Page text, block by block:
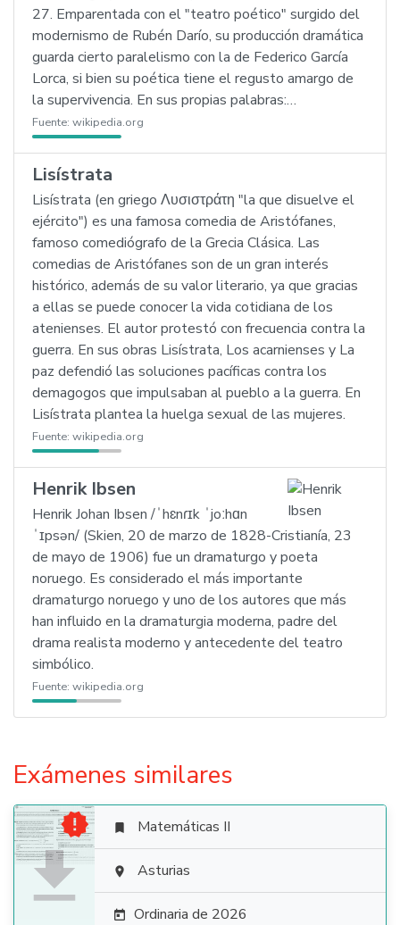
27. Emparentada con el "teatro poético" surgido del
modernismo de Rubén Darío, su producción dramática
guarda cierto paralelismo con la de Federico García
Lorca, si bien su poética tiene el regusto amargo de
la supervivencia. En sus propias palabras:…
Fuente: wikipedia.org
Lisístrata
Lisístrata (en griego Λυσιστράτη "la que disuelve el
ejército") es una famosa comedia de Aristófanes,
famoso comediógrafo de la Grecia Clásica. Las
comedias de Aristófanes son de un gran interés
histórico, además de su valor literario, ya que gracias
a ellas se puede conocer la vida cotidiana de los
atenienses. El autor protestó con frecuencia contra la
guerra. En sus obras Lisístrata, Los acarnienses y La
paz defendió las soluciones pacíficas contra los
demagogos que impulsaban al pueblo a la guerra. En
Lisístrata plantea la huelga sexual de las mujeres.
Fuente: wikipedia.org
Henrik Ibsen
Henrik Johan Ibsen /ˈhɛnɾɪk ˈjoːhɑn
ˈɪpsən/ (Skien, 20 de marzo de 1828-Cristianía, 23
de mayo de 1906) fue un dramaturgo y poeta
noruego. Es considerado el más importante
dramaturgo noruego y uno de los autores que más
han influido en la dramaturgia moderna, padre del
drama realista moderno y antecedente del teatro
simbólico.
Fuente: wikipedia.org
Exámenes similares

  Matemáticas II
 Asturias
 Ordinaria de 2026